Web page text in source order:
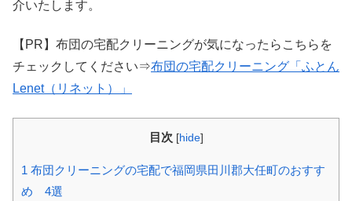
介いたします。
【PR】布団の宅配クリーニングが気になったらこちらを
チェックしてください⇒布団の宅配クリーニング「ふとん
Lenet（リネット）」
目次 [hide]
1 布団クリーニングの宅配で福岡県田川郡大任町のおすす
め 4選